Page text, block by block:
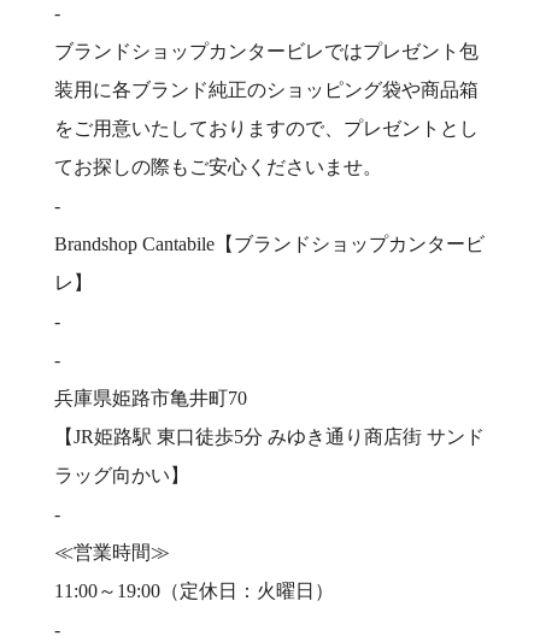
-
ブランドショップカンタービレではプレゼント包
装用に各ブランド純正のショッピング袋や商品箱
をご用意いたしておりますので、プレゼントとし
てお探しの際もご安心くださいませ。
-
Brandshop Cantabile【ブランドショップカンタービ
レ】
-
-
兵庫県姫路市亀井町70
【JR姫路駅 東口徒歩5分 みゆき通り商店街 サンド
ラッグ向かい】
-
≪営業時間≫
11:00～19:00（定休日：火曜日）
-